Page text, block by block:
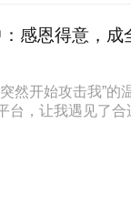
感恩得意，成
然开始攻击我”的
台，让我遇见了合